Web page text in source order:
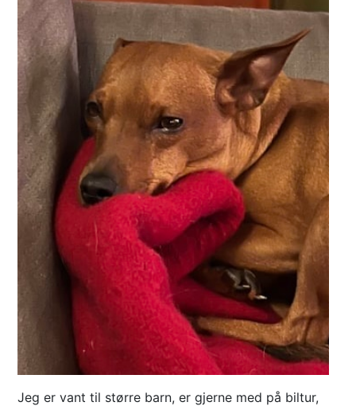
Jeg er vant til større barn, er gjerne med på biltur,